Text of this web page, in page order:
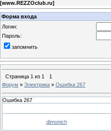
[www.REZZOclub.ru]
Форма входа
Логин:
Пароль:
запомнить
Страница 1 из 1
1
Форум » Электрика » Ошибка 267
Ошибка 267
dimonich